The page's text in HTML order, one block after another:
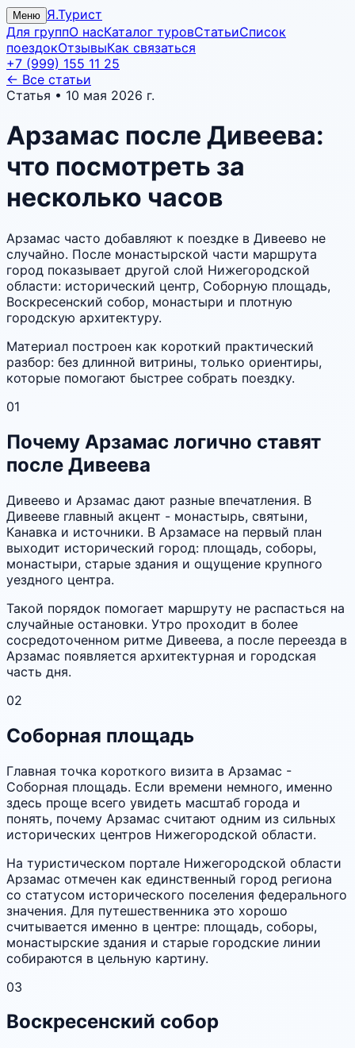
Меню Я.Турист
Для группО насКаталог туровСтатьиСписок
поездокОтзывыКак связаться
+7 (999) 155 11 25
← Все статьи
Статья • 10 мая 2026 г.
Арзамас после Дивеева:
что посмотреть за
несколько часов
Арзамас часто добавляют к поездке в Дивеево не
случайно. После монастырской части маршрута
город показывает другой слой Нижегородской
области: исторический центр, Соборную площадь,
Воскресенский собор, монастыри и плотную
городскую архитектуру.
Материал построен как короткий практический
разбор: без длинной витрины, только ориентиры,
которые помогают быстрее собрать поездку.
01
Почему Арзамас логично ставят
после Дивеева
Дивеево и Арзамас дают разные впечатления. В
Дивееве главный акцент - монастырь, святыни,
Канавка и источники. В Арзамасе на первый план
выходит исторический город: площадь, соборы,
монастыри, старые здания и ощущение крупного
уездного центра.
Такой порядок помогает маршруту не распасться на
случайные остановки. Утро проходит в более
сосредоточенном ритме Дивеева, а после переезда в
Арзамас появляется архитектурная и городская
часть дня.
02
Соборная площадь
Главная точка короткого визита в Арзамас -
Соборная площадь. Если времени немного, именно
здесь проще всего увидеть масштаб города и
понять, почему Арзамас считают одним из сильных
исторических центров Нижегородской области.
На туристическом портале Нижегородской области
Арзамас отмечен как единственный город региона
со статусом исторического поселения федерального
значения. Для путешественника это хорошо
считывается именно в центре: площадь, соборы,
монастырские здания и старые городские линии
собираются в цельную картину.
03
Воскресенский собор